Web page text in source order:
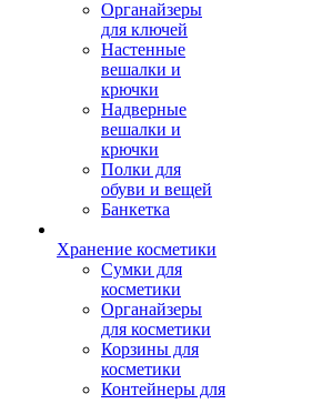
Органайзеры
для ключей
Настенные
вешалки и
крючки
Надверные
вешалки и
крючки
Полки для
обуви и вещей
Банкетка
Хранение косметики
Сумки для
косметики
Органайзеры
для косметики
Корзины для
косметики
Контейнеры для